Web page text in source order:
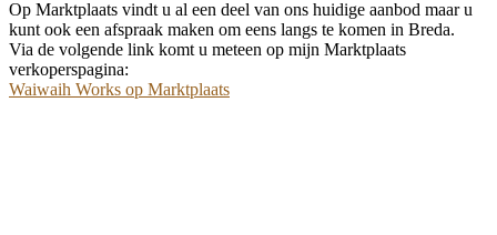
Op Marktplaats vindt u al een deel van ons huidige aanbod maar u
kunt ook een afspraak maken om eens langs te komen in Breda.
Via de volgende link komt u meteen op mijn Marktplaats
verkoperspagina:
Waiwaih Works op Marktplaats